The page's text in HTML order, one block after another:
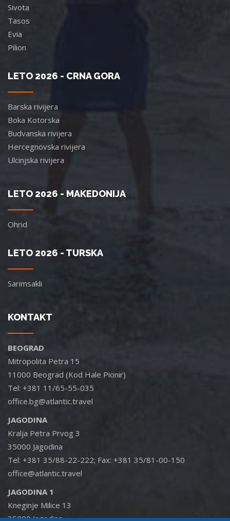
Sivota
Tasos
Evia
Pilion
LETO 2026 - CRNA GORA
Barska rivijera
Boka Kotorska
Budvanska rivijera
Hercegnovska rivijera
Ulcinjska rivijera
LETO 2026 - MAKEDONIJA
Ohrid
LETO 2026 - TURSKA
Sarimsakli
KONTAKT
BEOGRAD
Mitropolita Petra 15
11000 Beograd (Kod Hale Pionir)
Tel: +381 11/65-55-035
office.bg@atlantic.travel
JAGODINA
Kralja Petra Prvog 3
35000 Jagodina
Tel: +381 35/88-22-222; Fax: +381 35/81-00-150
office@atlantic.travel
JAGODINA 1
Kneginje Milice 13
35000 Jagodina